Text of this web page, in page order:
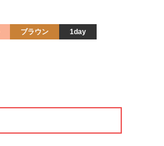
ブラウン
1day